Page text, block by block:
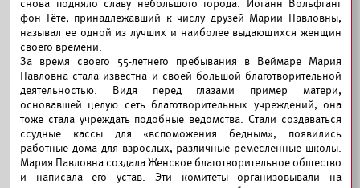
снова подняло славу небольшого города. Иоганн Вольфганг
фон Гёте, принадлежавший к числу друзей Марии Павловны,
называл ее одной из лучших и наиболее выдающихся женщин
своего времени.
За время своего 55-летнего пребывания в Веймаре Мария
Павловна стала известна и своей большой благотворительной
деятельностью. Видя перед глазами пример матери,
основавшей целую сеть благотворительных учреждений, она
тоже стала учреждать подобные ведомства. Стали создаваться
ссудные кассы для «вспоможения бедным», появились
работные дома для взрослых, различные ремесленные школы.
Мария Павловна создала Женское благотворительное общество
и написала его устав. Эти комитеты организовывали на